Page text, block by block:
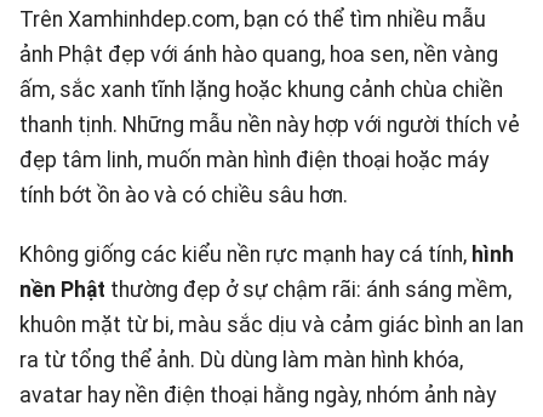
Trên Xamhinhdep.com, bạn có thể tìm nhiều mẫu
ảnh Phật đẹp với ánh hào quang, hoa sen, nền vàng
ấm, sắc xanh tĩnh lặng hoặc khung cảnh chùa chiền
thanh tịnh. Những mẫu nền này hợp với người thích vẻ
đẹp tâm linh, muốn màn hình điện thoại hoặc máy
tính bớt ồn ào và có chiều sâu hơn.
Không giống các kiểu nền rực mạnh hay cá tính, hình
nền Phật thường đẹp ở sự chậm rãi: ánh sáng mềm,
khuôn mặt từ bi, màu sắc dịu và cảm giác bình an lan
ra từ tổng thể ảnh. Dù dùng làm màn hình khóa,
avatar hay nền điện thoại hằng ngày, nhóm ảnh này